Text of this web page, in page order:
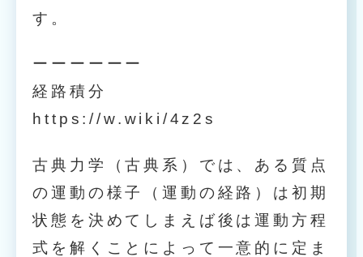
す。
ーーーーーー
経路積分
https://w.wiki/4z2s
古典力学（古典系）では、ある質点
の運動の様子（運動の経路）は初期
状態を決めてしまえば後は運動方程
式を解くことによって一意的に定ま